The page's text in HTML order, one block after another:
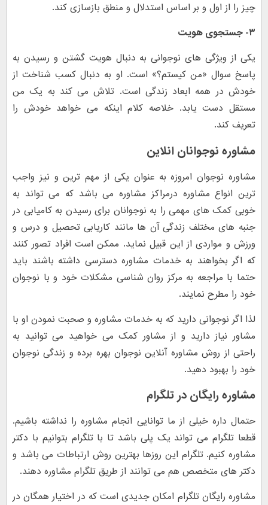
چیز را از اول و بر اساس استدلال و منطق بازسازی کند.
۳- جستجوی هویت
یکی از ویژگی های نوجوانی به دنبال هویت گشتن و رسیدن به
پاسخ سوال «من کیستم؟» است. او به دنبال کسب شناخت از
خودش در همه ابعاد زندگی است. تلاش می کند به یک من
مستقل دست یابد. خلاصه کلام اینکه می خواهد خودش را
تعریف کند.
مشاوره نوجوانان انلاین
مشاوره نوجوان امروزه به عنوان یکی از مهم ترین و نیز واجب
ترین انواع مشاوره درمراکز مشاوره می باشد که می تواند به
خوبی کمک های مهمی را به نوجوانان برای رسیدن به کامیابی در
جنبه های مختلف زندگی آن ها مانند کاریابی تحصیل و درس و
ورزش و مواردی از این قبیل نماید. ممکن است افراد تصور کنند
که اگر بخواهند به خدمات مشاوره دسترسی داشته باشند باید
حتما با مراجعه به مرکز روان شناسی مشکلات خود و با نوجوان
خود را مطرح نمایند.
لذا اگر نوجوانی دارید که به خدمات مشاوره و صحبت نمودن او با
مشاور نیاز دارید و از مشاور کمک می خواهید می توانید به
راحتی از روش مشاوره آنلاین نوجوان بهره برده و زندگی نوجوان
خود را بهبود دهید.
مشاوره رایگان در تلگرام
حتمال داره خیلی از ما توانایی انجام مشاوره را نداشته باشیم.
قطعا تلگرام می تواند یک پلی باشد تا با تلگرام بتوانیم با دکتر
مشاوره کنیم. تلگرام این روزها بهترین روش ارتباطات می باشد و
دکتر های متخصص هم می توانند از طریق تلگرام مشاوره دهند.
مشاوره رایگان تلگرام امکان جدیدی است که در اختیار همگان در